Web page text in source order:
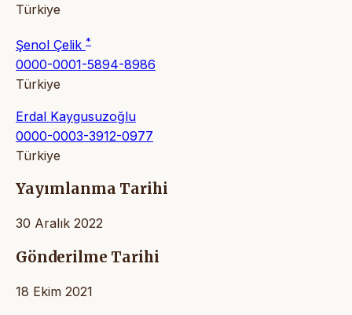
Türkiye
Şenol Çelik *
0000-0001-5894-8986
Türkiye
Erdal Kaygusuzoğlu
0000-0003-3912-0977
Türkiye
Yayımlanma Tarihi
30 Aralık 2022
Gönderilme Tarihi
18 Ekim 2021